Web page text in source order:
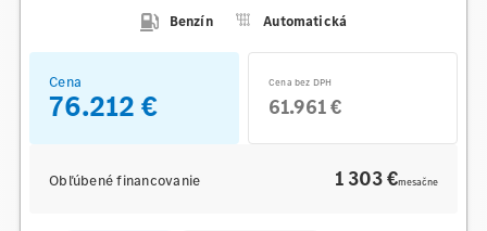
Benzín
Automatická
Cena
76.212 €
Cena bez DPH
61.961 €
Obľúbené financovanie 1 303 €mesačne